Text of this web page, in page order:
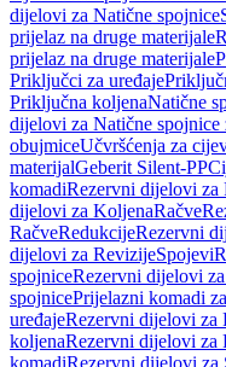
dijelovi za Natične spojnice
prijelaz na druge materijale
prijelaz na druge materijale
Priključci za uređaje
Priključna koljenaNatične
dijelovi za Natične spojnice
obujmiceUčvršćenja za
materijalGeberit Silent-PP
komadiRezervni dijelovi za
dijelovi za KoljenaRačve
RačveRedukcijeRezervni
dijelovi za RevizijeSpojevi
spojniceRezervni dijelovi
spojnicePrijelazni komadi
uređajeRezervni dijelovi za
koljenaRezervni dijelovi za
komadiRezervni dijelovi za